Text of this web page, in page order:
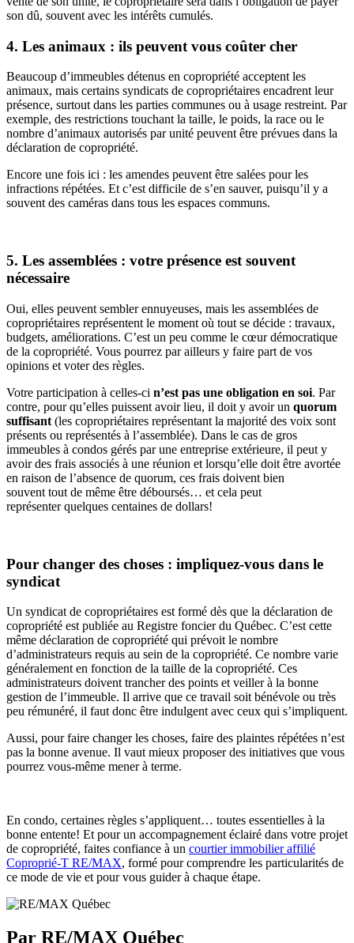
son dû, souvent avec les intérêts cumulés.
4. Les animaux : ils peuvent vous coûter cher
Beaucoup d’immeubles détenus en copropriété acceptent les
animaux, mais certains syndicats de copropriétaires encadrent leur
présence, surtout dans les parties communes ou à usage restreint. Par
exemple, des restrictions touchant la taille, le poids, la race ou le
nombre d’animaux autorisés par unité peuvent être prévues dans la
déclaration de copropriété.
Encore une fois ici : les amendes peuvent être salées pour les
infractions répétées. Et c’est difficile de s’en sauver, puisqu’il y a
souvent des caméras dans tous les espaces communs.
5. Les assemblées : votre présence est souvent
nécessaire
Oui, elles peuvent sembler ennuyeuses, mais les assemblées de
copropriétaires représentent le moment où tout se décide : travaux,
budgets, améliorations. C’est un peu comme le cœur démocratique
de la copropriété. Vous pourrez par ailleurs y faire part de vos
opinions et voter des règles.
Votre participation à celles-ci n’est pas une obligation en soi. Par
contre, pour qu’elles puissent avoir lieu, il doit y avoir un quorum
suffisant (les copropriétaires représentant la majorité des voix sont
présents ou représentés à l’assemblée). Dans le cas de gros
immeubles à condos gérés par une entreprise extérieure, il peut y
avoir des frais associés à une réunion et lorsqu’elle doit être avortée
en raison de l’absence de quorum, ces frais doivent bien
souvent tout de même être déboursés… et cela peut
représenter quelques centaines de dollars!
Pour changer des choses : impliquez-vous dans le
syndicat
Un syndicat de copropriétaires est formé dès que la déclaration de
copropriété est publiée au Registre foncier du Québec. C’est cette
même déclaration de copropriété qui prévoit le nombre
d’administrateurs requis au sein de la copropriété. Ce nombre varie
généralement en fonction de la taille de la copropriété. Ces
administrateurs doivent trancher des points et veiller à la bonne
gestion de l’immeuble. Il arrive que ce travail soit bénévole ou très
peu rémunéré, il faut donc être indulgent avec ceux qui s’impliquent.
Aussi, pour faire changer les choses, faire des plaintes répétées n’est
pas la bonne avenue. Il vaut mieux proposer des initiatives que vous
pourrez vous-même mener à terme.
En condo, certaines règles s’appliquent… toutes essentielles à la
bonne entente! Et pour un accompagnement éclairé dans votre projet
de copropriété, faites confiance à un courtier immobilier affilié
Coproprié-T RE/MAX, formé pour comprendre les particularités de
ce mode de vie et pour vous guider à chaque étape.
Par RE/MAX Québec